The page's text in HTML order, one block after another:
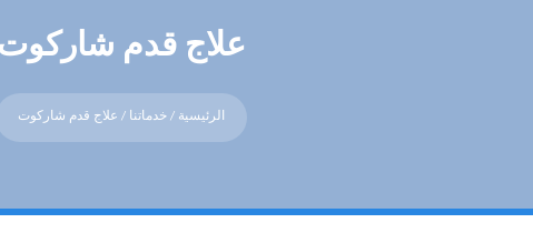
علاج قدم شاركوت
الرئيسية / خدماتنا / علاج قدم شاركوت